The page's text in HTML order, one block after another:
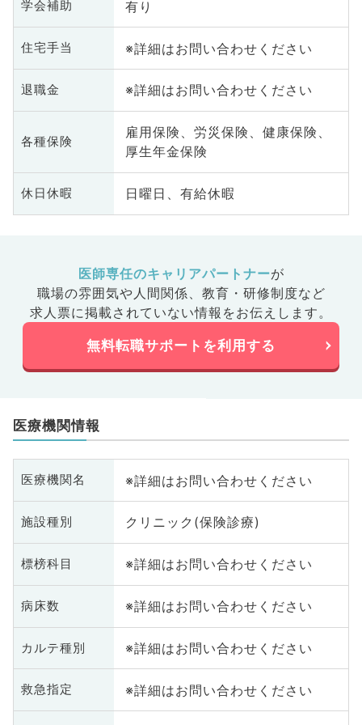
学会補助 有り
住宅手当 ※詳細はお問い合わせください
退職金 ※詳細はお問い合わせください
各種保険
雇用保険、労災保険、健康保険、
厚生年金保険
休日休暇 日曜日、有給休暇
医師専任のキャリアパートナーが
職場の雰囲気や人間関係、 教育・研修制度など
求人票に掲載されていない情報をお伝えします。
無料転職サポートを利用する
医療機関情報
医療機関名 ※詳細はお問い合わせください
施設種別 クリニック(保険診療)
標榜科目 ※詳細はお問い合わせください
病床数 ※詳細はお問い合わせください
カルテ種別 ※詳細はお問い合わせください
救急指定 ※詳細はお問い合わせください